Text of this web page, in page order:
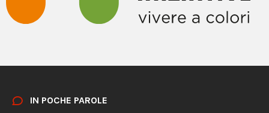
IN POCHE PAROLE